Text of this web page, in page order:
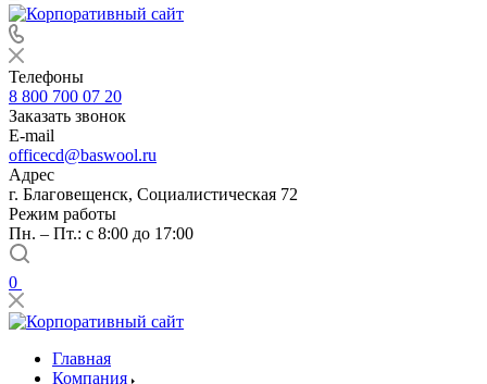
Телефоны
8 800 700 07 20
Заказать звонок
E-mail
officecd@baswool.ru
Адрес
г. Благовещенск, Социалистическая 72
Режим работы
Пн. – Пт.: с 8:00 до 17:00
0
Главная
Компания